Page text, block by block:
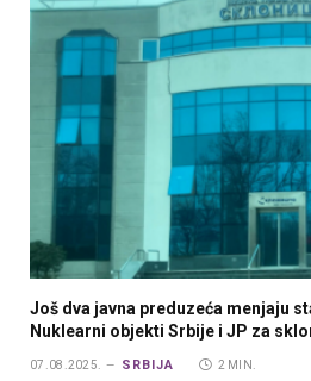
Još dva javna preduzeća menjaju
Nuklearni objekti Srbije i JP za
07.08.2025. SRBIJA 2 MIN.